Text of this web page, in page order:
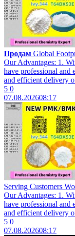
Продам Global
Our Advantages: 1.
have professional and
and efficient delivery
5 0
07.08.202608:17
Serving Customers
Our Advantages: 1.
have professional and
and efficient delivery
5 0
07.08.202608:17